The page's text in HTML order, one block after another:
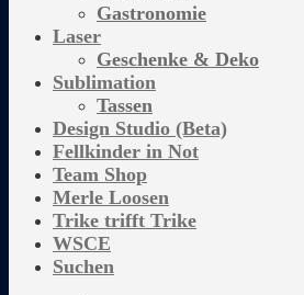
Gastronomie
Laser
Geschenke & Deko
Sublimation
Tassen
Design Studio (Beta)
Fellkinder in Not
Team Shop
Merle Loosen
Trike trifft Trike
WSCE
Suchen